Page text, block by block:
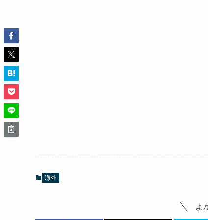
海外
よ